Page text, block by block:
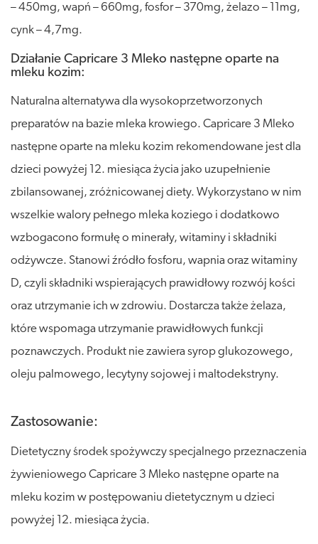
– 450mg, wapń – 660mg, fosfor – 370mg, żelazo – 11mg,
cynk – 4,7mg.
Działanie Capricare 3 Mleko następne oparte na
mleku kozim:
Naturalna alternatywa dla wysokoprzetworzonych
preparatów na bazie mleka krowiego. Capricare 3 Mleko
następne oparte na mleku kozim rekomendowane jest dla
dzieci powyżej 12. miesiąca życia jako uzupełnienie
zbilansowanej, zróżnicowanej diety. Wykorzystano w nim
wszelkie walory pełnego mleka koziego i dodatkowo
wzbogacono formułę o minerały, witaminy i składniki
odżywcze. Stanowi źródło fosforu, wapnia oraz witaminy
D, czyli składniki wspierających prawidłowy rozwój kości
oraz utrzymanie ich w zdrowiu. Dostarcza także żelaza,
które wspomaga utrzymanie prawidłowych funkcji
poznawczych. Produkt nie zawiera syrop glukozowego,
oleju palmowego, lecytyny sojowej i maltodekstryny.
Zastosowanie:
Dietetyczny środek spożywczy specjalnego przeznaczenia
żywieniowego Capricare 3 Mleko następne oparte na
mleku kozim w postępowaniu dietetycznym u dzieci
powyżej 12. miesiąca życia.